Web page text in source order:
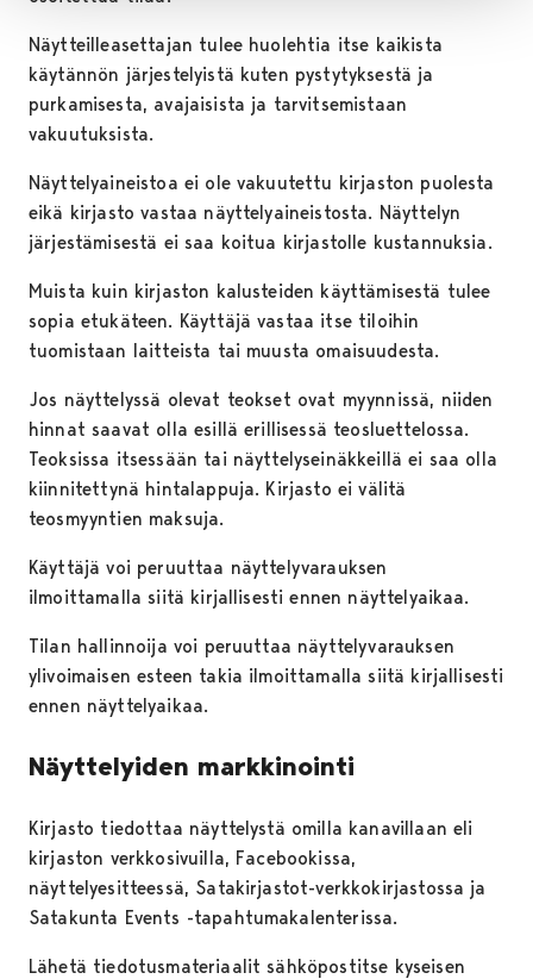
Näytteilleasettajan tulee huolehtia itse kaikista
käytännön järjestelyistä kuten pystytyksestä ja
purkamisesta, avajaisista ja tarvitsemistaan
vakuutuksista.
Näyttelyaineistoa ei ole vakuutettu kirjaston puolesta
eikä kirjasto vastaa näyttelyaineistosta. Näyttelyn
järjestämisestä ei saa koitua kirjastolle kustannuksia.
Muista kuin kirjaston kalusteiden käyttämisestä tulee
sopia etukäteen. Käyttäjä vastaa itse tiloihin
tuomistaan laitteista tai muusta omaisuudesta.
Jos näyttelyssä olevat teokset ovat myynnissä, niiden
hinnat saavat olla esillä erillisessä teosluettelossa.
Teoksissa itsessään tai näyttelyseinäkkeillä ei saa olla
kiinnitettynä hintalappuja. Kirjasto ei välitä
teosmyyntien maksuja.
Käyttäjä voi peruuttaa näyttelyvarauksen
ilmoittamalla siitä kirjallisesti ennen näyttelyaikaa.
Tilan hallinnoija voi peruuttaa näyttelyvarauksen
ylivoimaisen esteen takia ilmoittamalla siitä kirjallisesti
ennen näyttelyaikaa.
Näyttelyiden markkinointi
Kirjasto tiedottaa näyttelystä omilla kanavillaan eli
kirjaston verkkosivuilla, Facebookissa,
näyttelyesitteessä, Satakirjastot-verkkokirjastossa ja
Satakunta Events -tapahtumakalenterissa.
Lähetä tiedotusmateriaalit sähköpostitse kyseisen